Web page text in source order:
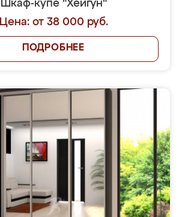
Шкаф-купе "Хейгун"
Цена: от 38 000 руб.
ПОДРОБНЕЕ